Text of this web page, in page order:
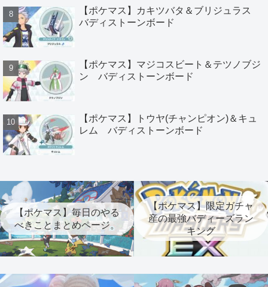
【ポケマス】カキツバタ＆ブリジュラス
バディストーンボード
【ポケマス】マジコスビート＆テツノブジ
ン バディストーンボード
【ポケマス】トウヤ(チャンピオン)＆キュ
レム バディストーンボード
【ポケマス】毎日のやる
べきことまとめページ。
【ポケマス】限定ガチャ
産の最強バディーズラン
キング